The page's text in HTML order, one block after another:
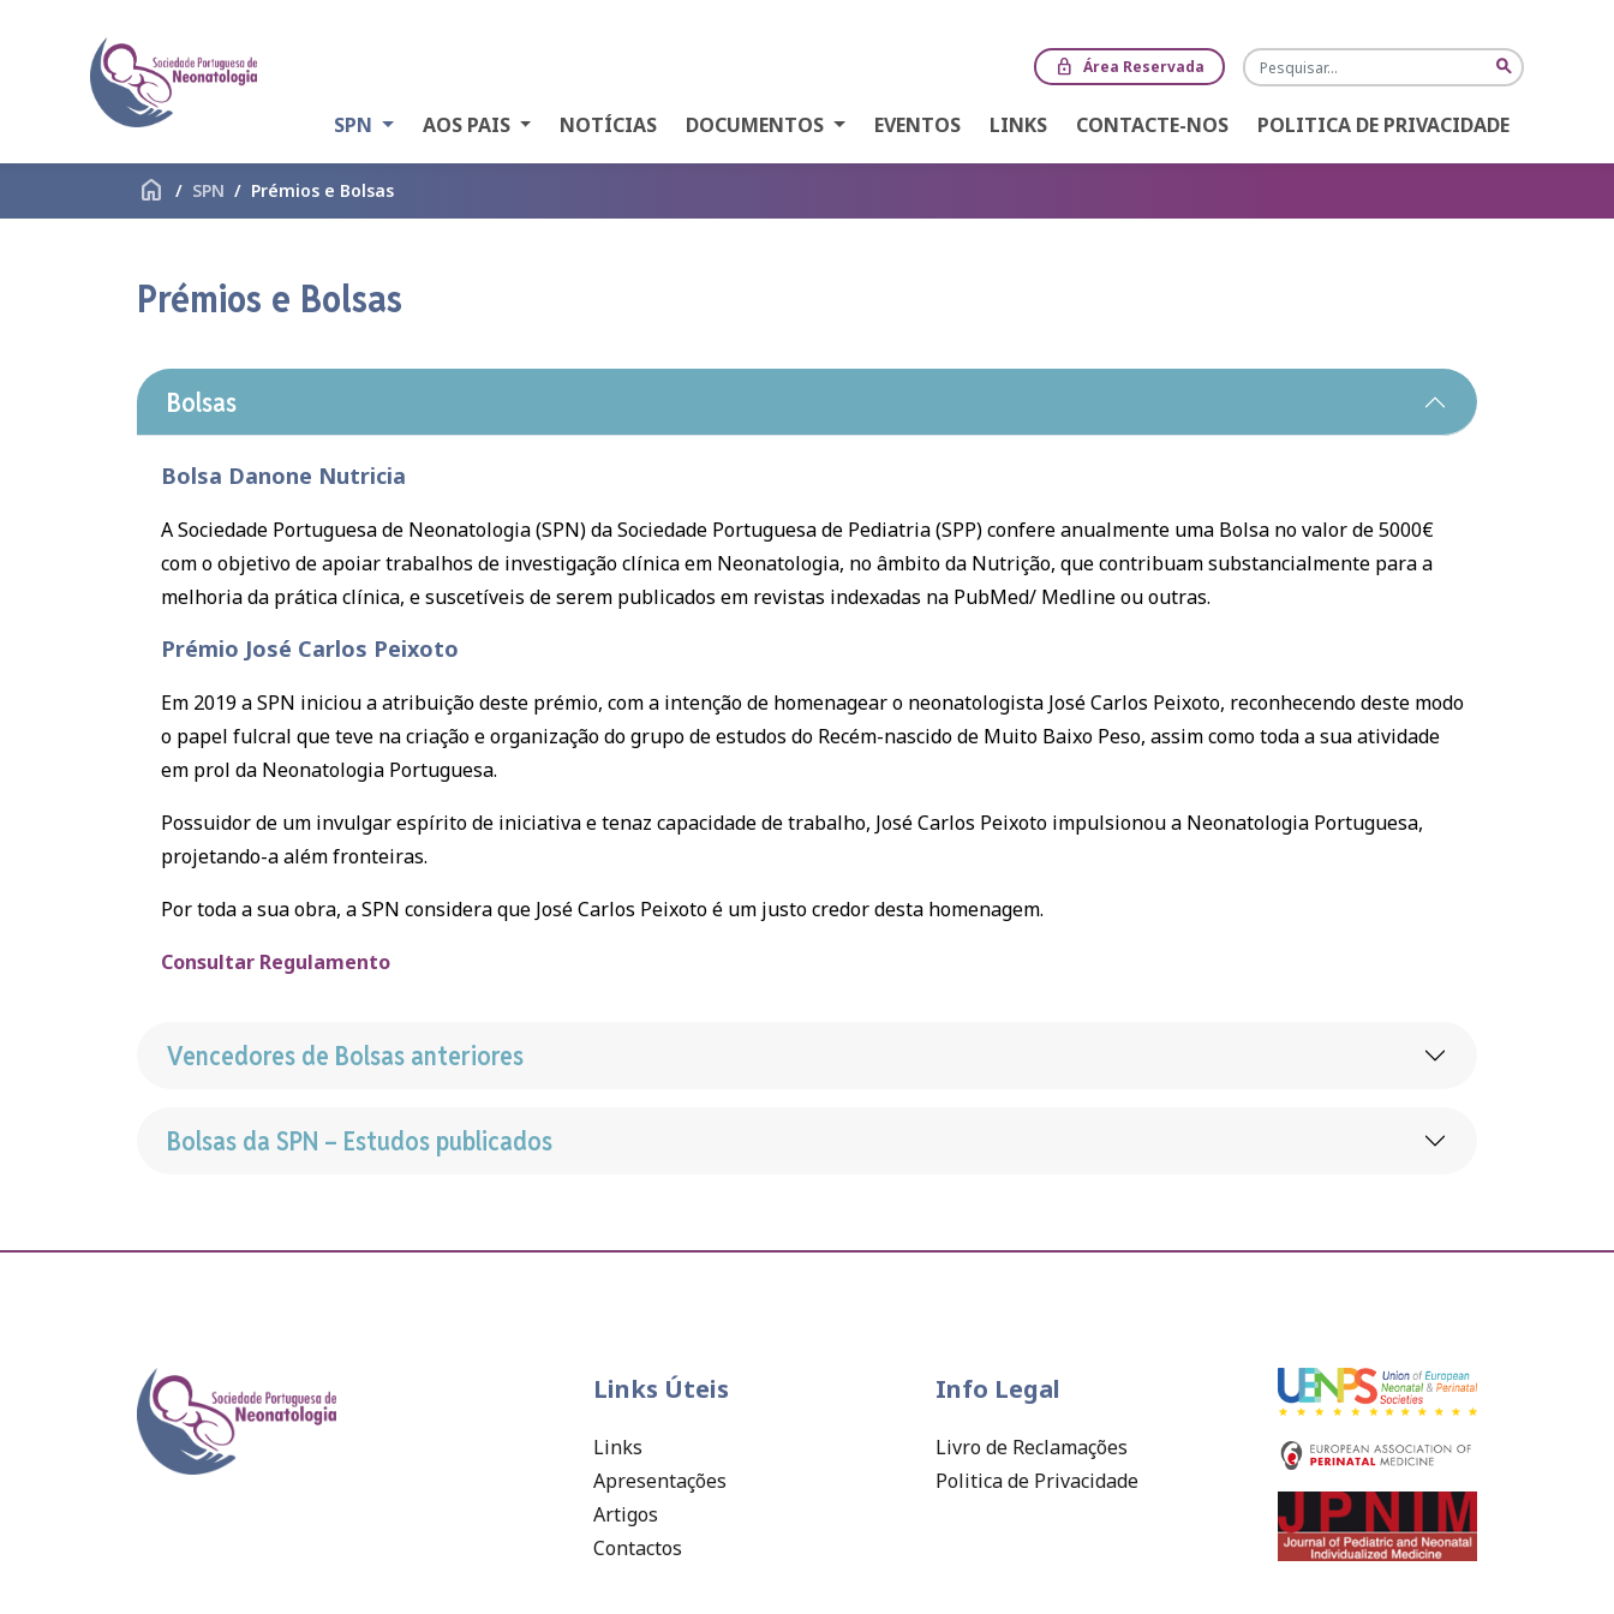
lock Área Reservada Pesquisa search
SPN AOS PAIS NOTÍCIAS DOCUMENTOS EVENTOS LINKS CONTACTE-NOS POLITICA DE PRIVACIDADE
home SPN Prémios e Bolsas
Prémios e Bolsas
Bolsas
Bolsa Danone Nutricia
A Sociedade Portuguesa de Neonatologia (SPN) da Sociedade Portuguesa de Pediatria (SPP) confere anualmente uma Bolsa no valor de 5000€
com o objetivo de apoiar trabalhos de investigação clínica em Neonatologia, no âmbito da Nutrição, que contribuam substancialmente para a
melhoria da prática clínica, e suscetíveis de serem publicados em revistas indexadas na PubMed/ Medline ou outras.
Prémio José Carlos Peixoto
Em 2019 a SPN iniciou a atribuição deste prémio, com a intenção de homenagear o neonatologista José Carlos Peixoto, reconhecendo deste modo
o papel fulcral que teve na criação e organização do grupo de estudos do Recém-nascido de Muito Baixo Peso, assim como toda a sua atividade
em prol da Neonatologia Portuguesa.
Possuidor de um invulgar espírito de iniciativa e tenaz capacidade de trabalho, José Carlos Peixoto impulsionou a Neonatologia Portuguesa,
projetando-a além fronteiras.
Por toda a sua obra, a SPN considera que José Carlos Peixoto é um justo credor desta homenagem.
Consultar Regulamento
Vencedores de Bolsas anteriores
Bolsas da SPN – Estudos publicados
Links Úteis
Links
Apresentações
Artigos
Contactos
Info Legal
Livro de Reclamações
Politica de Privacidade